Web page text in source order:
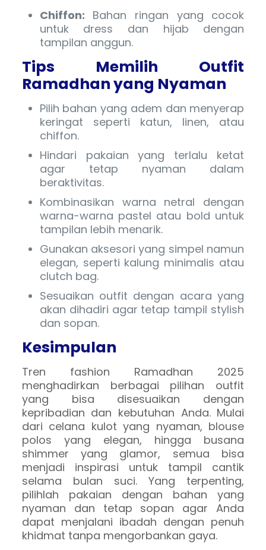
Chiffon: Bahan ringan yang cocok
untuk dress dan hijab dengan
tampilan anggun.
Tips Memilih Outfit
Ramadhan yang Nyaman
Pilih bahan yang adem dan menyerap
keringat seperti katun, linen, atau
chiffon.
Hindari pakaian yang terlalu ketat
agar tetap nyaman dalam
beraktivitas.
Kombinasikan warna netral dengan
warna-warna pastel atau bold untuk
tampilan lebih menarik.
Gunakan aksesori yang simpel namun
elegan, seperti kalung minimalis atau
clutch bag.
Sesuaikan outfit dengan acara yang
akan dihadiri agar tetap tampil stylish
dan sopan.
Kesimpulan
Tren fashion Ramadhan 2025
menghadirkan berbagai pilihan outfit
yang bisa disesuaikan dengan
kepribadian dan kebutuhan Anda. Mulai
dari celana kulot yang nyaman, blouse
polos yang elegan, hingga busana
shimmer yang glamor, semua bisa
menjadi inspirasi untuk tampil cantik
selama bulan suci. Yang terpenting,
pilihlah pakaian dengan bahan yang
nyaman dan tetap sopan agar Anda
dapat menjalani ibadah dengan penuh
khidmat tanpa mengorbankan gaya.